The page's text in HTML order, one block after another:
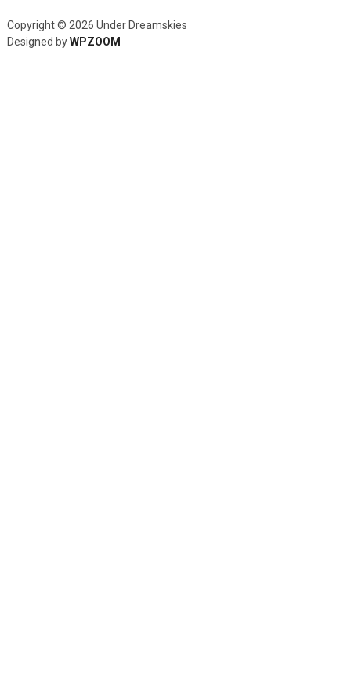
Copyright © 2026 Under Dreamskies
Designed byWPZOOM